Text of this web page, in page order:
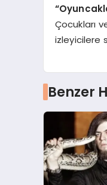
Çocukları
izleyicilere
Benzer